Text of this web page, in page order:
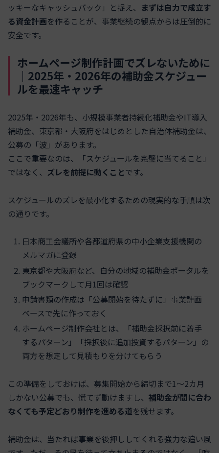
ッキーなキャッシュバック」と捉え、 まずは自力で成立す
る資金計画を作ることが、事業継続の観点からは圧倒的に
安全です。
ホームページ制作計画でズレないために
｜2025年・2026年の補助金スケジュー
ルを最速キャッチ
2025年・2026年も、小規模事業者持続化補助金やIT導入
補助金、東京都・大阪府をはじめとした自治体補助金は、
公募の「波」があります。
ここで重要なのは、「スケジュールを完璧に当てること」
ではなく、 ズレを前提に動くことです。
スケジュールのズレを最小化するための現実的な手順は次
の通りです。
日本商工会議所や各都道府県の中小企業支援機関の
メルマガに登録
東京都や大阪府など、自分の地域の補助金ポータルを
ブックマークして月1回は確認
申請書類の作成は「公募開始を待たずに」事業計画
ベースで先に作っておく
ホームページ制作会社とは、「補助金採択前に着手
するパターン」「採択後に追加投資するパターン」の
両方を想定して見積もりを分けてもらう
この準備をしておけば、募集開始から締切まで1〜2カ月
しかない公募でも、慌てず動けますし、 補助金が間に合わ
なくても予定どおり制作を進める道を残せます。
補助金は、当たれば事業を後押ししてくれる強力な追い風